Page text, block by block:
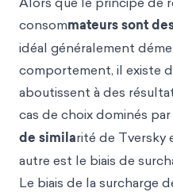
consommateurs sont
idéal généralement
comportement, il existe
aboutissent à des
cas de choix dominés
de similarité de Tversky
autre est le biais de
Le biais de la surcharge